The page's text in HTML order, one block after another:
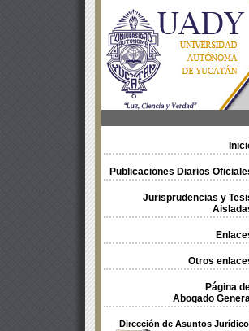
Publicaciones Diarios
Jurisprudencias y
Otros
Página
Abogado
Dirección de Asuntos